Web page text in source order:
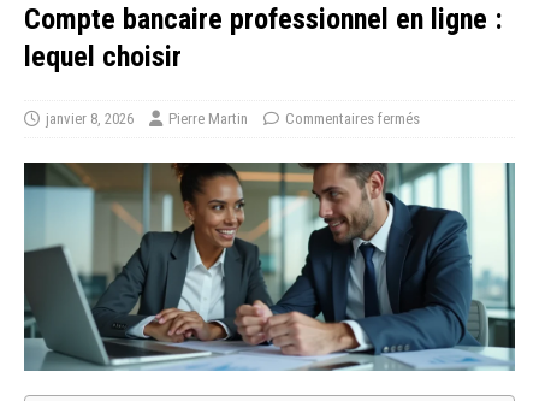
Compte bancaire professionnel en ligne :
lequel choisir
janvier 8, 2026 Pierre Martin Commentaires fermés